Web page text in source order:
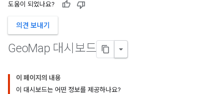
도움이 되었나요?
의견 보내기
GeoMap 대시보드
이 페이지의 내용
이 대시보드는 어떤 정보를 제공하나요?